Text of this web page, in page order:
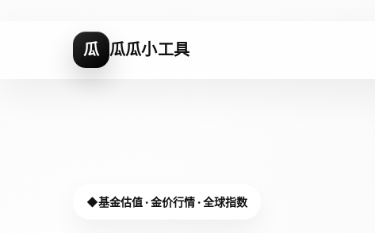
瓜 瓜瓜小工具
基金估值 · 金价行情 · 全球指数